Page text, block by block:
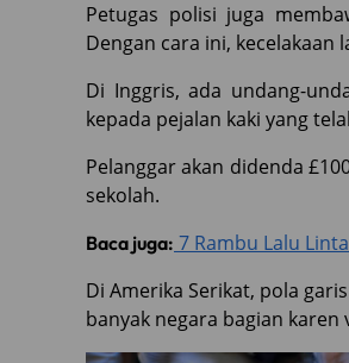
Petugas polisi juga
Dengan cara ini,
Di Inggris, ada undang-
kepada pejalan kaki yang
Pelanggar akan didenda
sekolah.
Baca juga: 7 Rambu Lalu
Di Amerika Serikat, pola
banyak negara bagian